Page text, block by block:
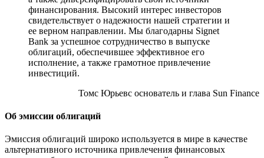
финансирования. Высокий интерес инвесторов
свидетельствует о надежности нашей стратегии и
ее верном направлении. Мы благодарны Signet
Bank за успешное сотрудничество в выпуске
облигаций, обеспечившее эффективное его
исполнение, а также грамотное привлечение
инвестиций.
Томс Юрьевс основатель и глава Sun Finance
Об эмиссии облигаций
Эмиссия облигаций широко используется в мире в качестве
альтернативного источника привлечения финансовых